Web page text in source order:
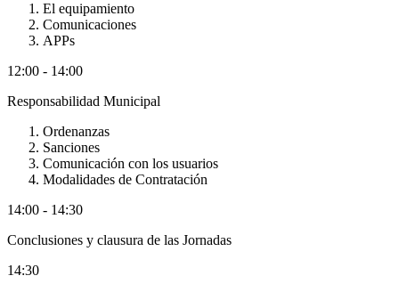
El equipamiento
Comunicaciones
APPs
12:00 - 14:00
Responsabilidad Municipal
Ordenanzas
Sanciones
Comunicación con los usuarios
Modalidades de Contratación
14:00 - 14:30
Conclusiones y clausura de las Jornadas
14:30